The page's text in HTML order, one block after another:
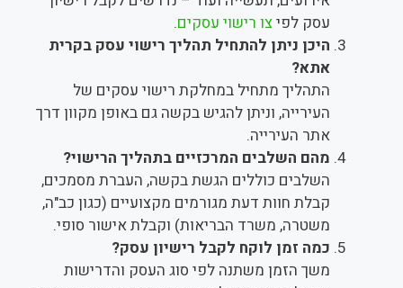
עסק לפיצו רישוי עסקים.
היכן ניתן להתחיל תהליך רישוי עסק בקרית
אתא?
התהליך מתחיל במחלקת רישוי עסקים של
העירייה, וניתן להגיש בקשה גם באופן מקוון דרך
אתר העירייה.
מהם השלבים המרכזיים בתהליך הרישוי?
השלבים כוללים הגשת בקשה, העברת מסמכים,
קבלת חוות דעת מגורמים מקצועיים (כגון כב"ה,
משטרה, משרד הבריאות) וקבלת אישור סופי.
כמה זמן לוקח לקבל רישיון עסק?
משך הזמן משתנה לפי סוג העסק והדרישות